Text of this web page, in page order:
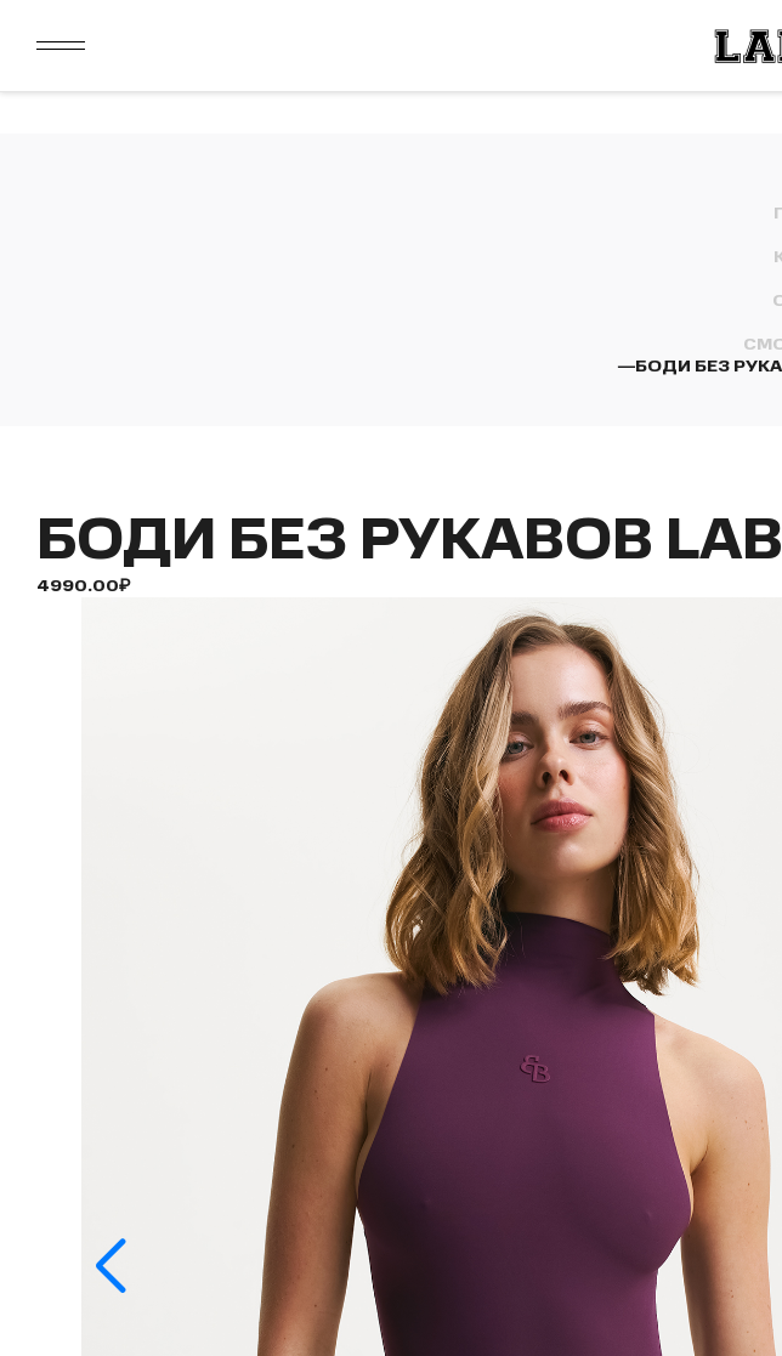
ДАРИМ 2000 БОНУСОВ ЗА СКАЧИВАНИЕ КАРТЫ ЛОЯЛЬНОСТИ
—БОДИ БЕЗ
БОДИ БЕЗ РУКАВОВ
4990.00₽